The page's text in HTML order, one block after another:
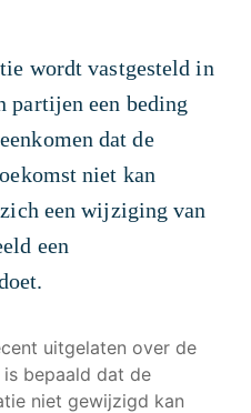
wordt vastgesteld in
partijen een beding
dat de
niet kan
een wijziging van
een
uitgelaten over de
bepaald dat de
niet gewijzigd kan